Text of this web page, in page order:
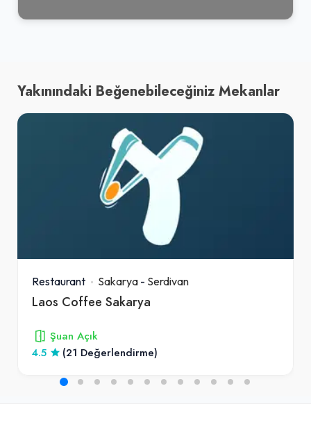
Yakınındaki Beğenebileceğiniz Mekanlar
Restaurant Sakarya - Serdivan
Laos Coffee Sakarya
Şuan Açık
4.5
(21 Değerlendirme)